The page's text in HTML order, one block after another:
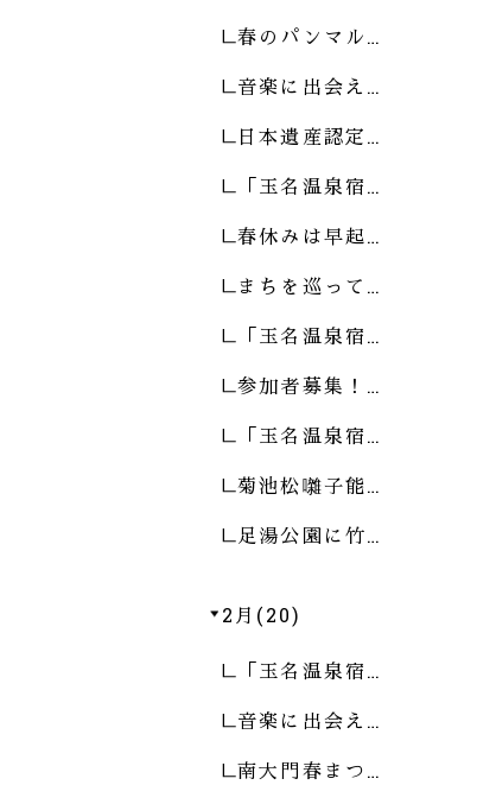
春のパンマル…
音楽に出会え…
日本遺産認定…
「玉名温泉宿…
春休みは早起…
まちを巡って…
「玉名温泉宿…
参加者募集！…
「玉名温泉宿…
菊池松囃子能…
足湯公園に竹…
2月(20)
「玉名温泉宿…
音楽に出会え…
南大門春まつ…